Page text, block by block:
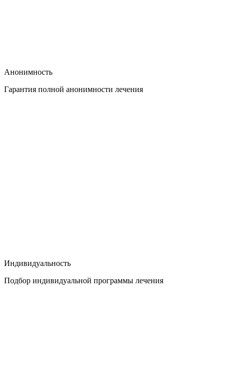
Анонимность
Гарантия полной анонимности лечения
Индивидуальность
Подбор индивидуальной программы лечения